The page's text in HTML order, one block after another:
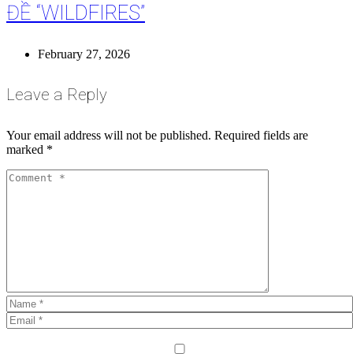
ĐỀ “WILDFIRES”
February 27, 2026
Leave a Reply
Your email address will not be published. Required fields are
marked *